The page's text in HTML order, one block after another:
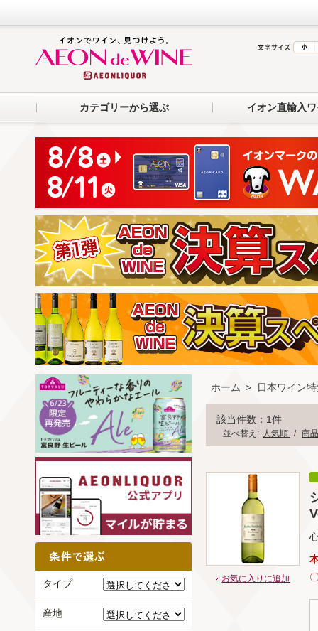
カテゴリーから選ぶ イオン直輸入
ホーム > 日本ワイン
該当件数：1件
並べ替え: 人気順 / 商
お気に入りに追加
タイプ
産地